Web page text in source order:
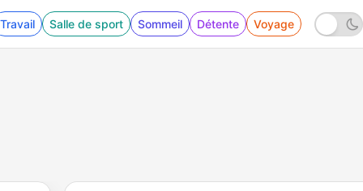
Travail Salle de sport Sommeil Détente Voyage